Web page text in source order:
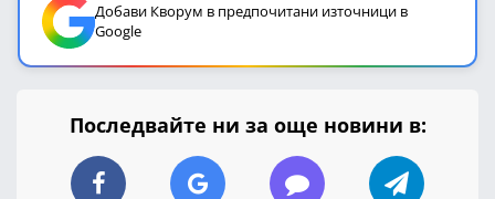
Добави Кворум в предпочитани източници в
Google
Последвайте ни за още новини в: